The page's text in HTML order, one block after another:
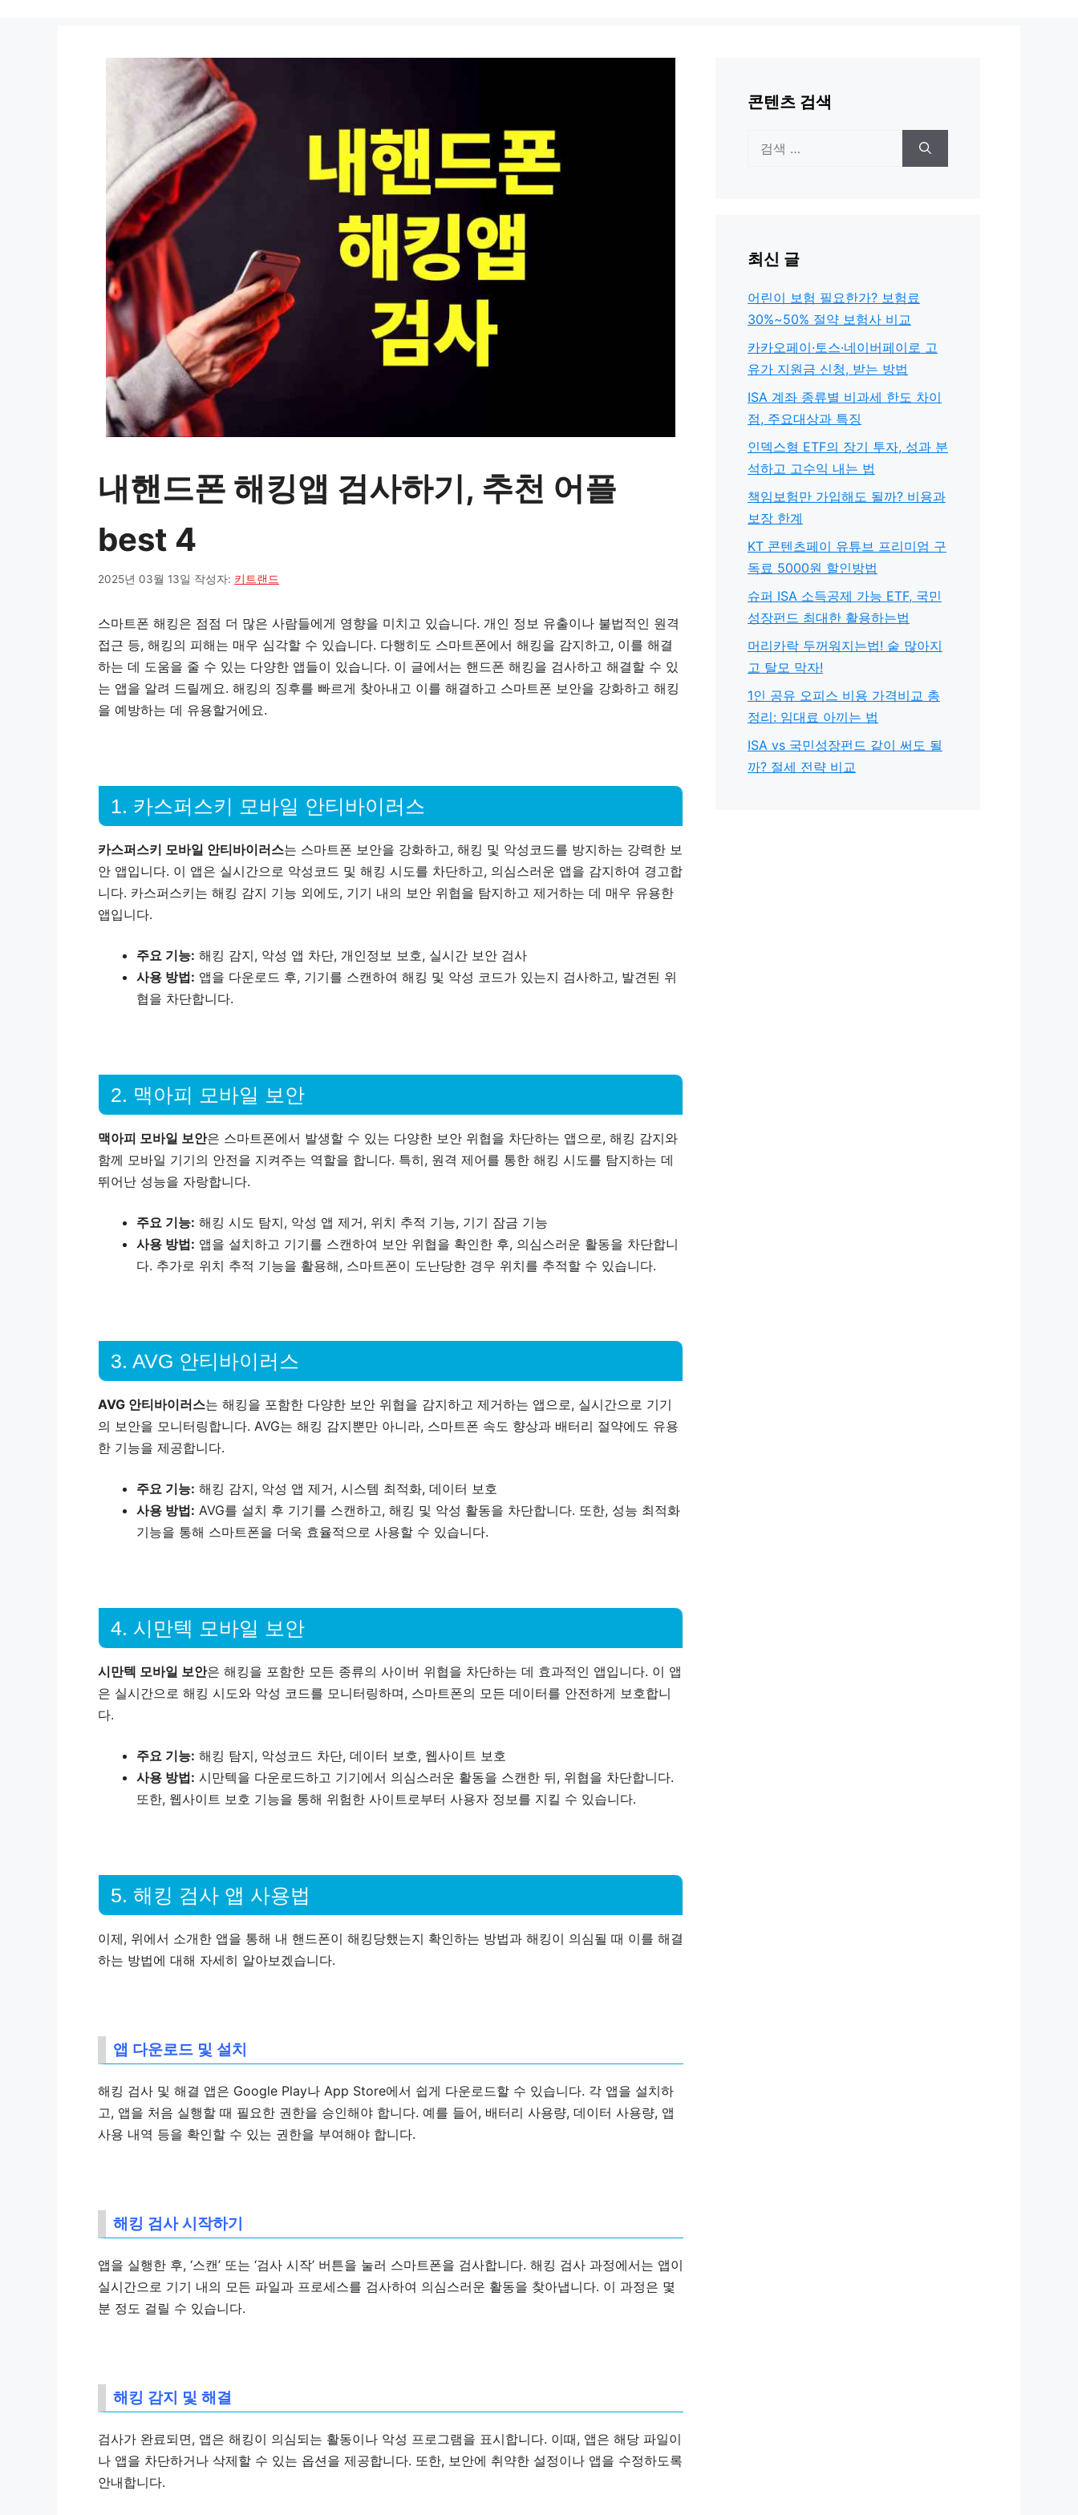
내핸드폰 해킹앱 검사하기, 추천 어플
best 4
2025년 03월 13일 작성자: 키트랜드
스마트폰 해킹은 점점 더 많은 사람들에게 영향을 미치고 있습니다. 개인 정보 유출이나 불법적인 원격
접근 등, 해킹의 피해는 매우 심각할 수 있습니다. 다행히도 스마트폰에서 해킹을 감지하고, 이를 해결
하는 데 도움을 줄 수 있는 다양한 앱들이 있습니다. 이 글에서는 핸드폰 해킹을 검사하고 해결할 수 있
는 앱을 알려 드릴께요. 해킹의 징후를 빠르게 찾아내고 이를 해결하고 스마트폰 보안을 강화하고 해킹
을 예방하는 데 유용할거에요.
1. 카스퍼스키 모바일 안티바이러스
카스퍼스키 모바일 안티바이러스는 스마트폰 보안을 강화하고, 해킹 및 악성코드를 방지하는 강력한 보
안 앱입니다. 이 앱은 실시간으로 악성코드 및 해킹 시도를 차단하고, 의심스러운 앱을 감지하여 경고합
니다. 카스퍼스키는 해킹 감지 기능 외에도, 기기 내의 보안 위협을 탐지하고 제거하는 데 매우 유용한
앱입니다.
주요 기능: 해킹 감지, 악성 앱 차단, 개인정보 보호, 실시간 보안 검사
사용 방법: 앱을 다운로드 후, 기기를 스캔하여 해킹 및 악성 코드가 있는지 검사하고, 발견된 위
협을 차단합니다.
2. 맥아피 모바일 보안
맥아피 모바일 보안은 스마트폰에서 발생할 수 있는 다양한 보안 위협을 차단하는 앱으로, 해킹 감지와
함께 모바일 기기의 안전을 지켜주는 역할을 합니다. 특히, 원격 제어를 통한 해킹 시도를 탐지하는 데
뛰어난 성능을 자랑합니다.
주요 기능: 해킹 시도 탐지, 악성 앱 제거, 위치 추적 기능, 기기 잠금 기능
사용 방법: 앱을 설치하고 기기를 스캔하여 보안 위협을 확인한 후, 의심스러운 활동을 차단합니
다. 추가로 위치 추적 기능을 활용해, 스마트폰이 도난당한 경우 위치를 추적할 수 있습니다.
3. AVG 안티바이러스
AVG 안티바이러스는 해킹을 포함한 다양한 보안 위협을 감지하고 제거하는 앱으로, 실시간으로 기기
의 보안을 모니터링합니다. AVG는 해킹 감지뿐만 아니라, 스마트폰 속도 향상과 배터리 절약에도 유용
한 기능을 제공합니다.
주요 기능: 해킹 감지, 악성 앱 제거, 시스템 최적화, 데이터 보호
사용 방법: AVG를 설치 후 기기를 스캔하고, 해킹 및 악성 활동을 차단합니다. 또한, 성능 최적화
기능을 통해 스마트폰을 더욱 효율적으로 사용할 수 있습니다.
4. 시만텍 모바일 보안
시만텍 모바일 보안은 해킹을 포함한 모든 종류의 사이버 위협을 차단하는 데 효과적인 앱입니다. 이 앱
은 실시간으로 해킹 시도와 악성 코드를 모니터링하며, 스마트폰의 모든 데이터를 안전하게 보호합니
다.
주요 기능: 해킹 탐지, 악성코드 차단, 데이터 보호, 웹사이트 보호
사용 방법: 시만텍을 다운로드하고 기기에서 의심스러운 활동을 스캔한 뒤, 위협을 차단합니다.
또한, 웹사이트 보호 기능을 통해 위험한 사이트로부터 사용자 정보를 지킬 수 있습니다.
5. 해킹 검사 앱 사용법
이제, 위에서 소개한 앱을 통해 내 핸드폰이 해킹당했는지 확인하는 방법과 해킹이 의심될 때 이를 해결
하는 방법에 대해 자세히 알아보겠습니다.
앱 다운로드 및 설치
해킹 검사 및 해결 앱은 Google Play나 App Store에서 쉽게 다운로드할 수 있습니다. 각 앱을 설치하
고, 앱을 처음 실행할 때 필요한 권한을 승인해야 합니다. 예를 들어, 배터리 사용량, 데이터 사용량, 앱
사용 내역 등을 확인할 수 있는 권한을 부여해야 합니다.
해킹 검사 시작하기
앱을 실행한 후, ‘스캔’ 또는 ‘검사 시작’ 버튼을 눌러 스마트폰을 검사합니다. 해킹 검사 과정에서는 앱이
실시간으로 기기 내의 모든 파일과 프로세스를 검사하여 의심스러운 활동을 찾아냅니다. 이 과정은 몇
분 정도 걸릴 수 있습니다.
해킹 감지 및 해결
검사가 완료되면, 앱은 해킹이 의심되는 활동이나 악성 프로그램을 표시합니다. 이때, 앱은 해당 파일이
나 앱을 차단하거나 삭제할 수 있는 옵션을 제공합니다. 또한, 보안에 취약한 설정이나 앱을 수정하도록
안내합니다.
콘텐츠 검색
최신 글
어린이 보험 필요한가? 보험료
30%~50% 절약 보험사 비교
카카오페이·토스·네이버페이로 고
유가 지원금 신청, 받는 방법
ISA 계좌 종류별 비과세 한도 차이
점, 주요대상과 특징
인덱스형 ETF의 장기 투자, 성과 분
석하고 고수익 내는 법
책임보험만 가입해도 될까? 비용과
보장 한계
KT 콘텐츠페이 유튜브 프리미엄 구
독료 5000원 할인방법
슈퍼 ISA 소득공제 가능 ETF, 국민
성장펀드 최대한 활용하는법
머리카락 두꺼워지는법! 숱 많아지
고 탈모 막자!
1인 공유 오피스 비용 가격비교 총
정리: 임대료 아끼는 법
ISA vs 국민성장펀드 같이 써도 될
까? 절세 전략 비교